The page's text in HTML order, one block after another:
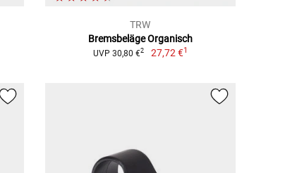
TRW
Bremsbeläge Organisch
UVP 30,80 €2 27,72 €1